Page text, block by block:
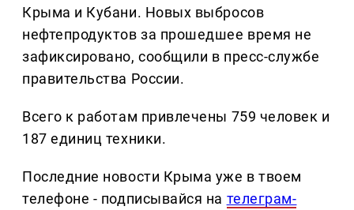
Крыма и Кубани. Новых выбросов
нефтепродуктов за прошедшее время не
зафиксировано, сообщили в пресс-службе
правительства России.
Всего к работам привлечены 759 человек и
187 единиц техники.
Последние новости Крыма уже в твоем
телефоне - подписывайся на телеграм-